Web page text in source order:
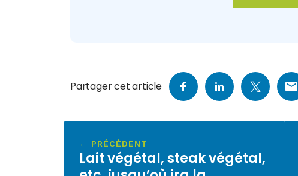
Partager cet article
← PRÉCÉDENT
Lait végétal, steak végétal,